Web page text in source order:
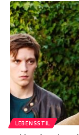
LEBENSSTIL